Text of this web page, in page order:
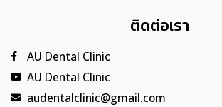
ติดต่อเรา
AU Dental Clinic
AU Dental Clinic
audentalclinic@gmail.com